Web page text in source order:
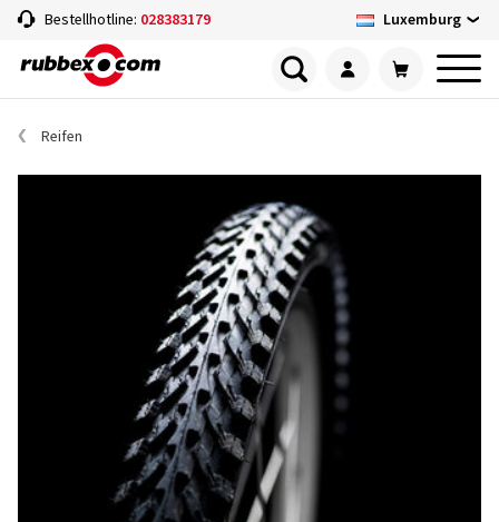
Bestellhotline: 028383179 Luxemburg
Reifen